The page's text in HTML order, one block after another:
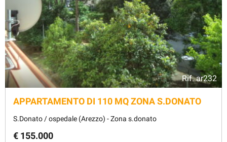
Rif.ar232
APPARTAMENTO DI 110 MQ ZONA S.DONATO
S.Donato / ospedale (Arezzo) - Zona s.donato
€ 155.000